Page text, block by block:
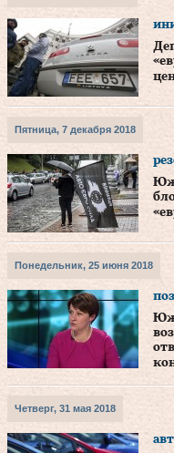
Пятница, 7 декабря 2018
Понедельник, 25 июня 2018
Четверг, 31 мая 2018